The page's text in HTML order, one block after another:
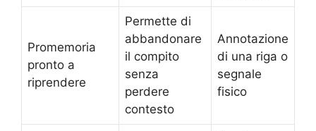
Promemoria
pronto a
riprendere
Permette di
abbandonare
il compito
senza
perdere
contesto
Annotazione
di una riga o
segnale
fisico